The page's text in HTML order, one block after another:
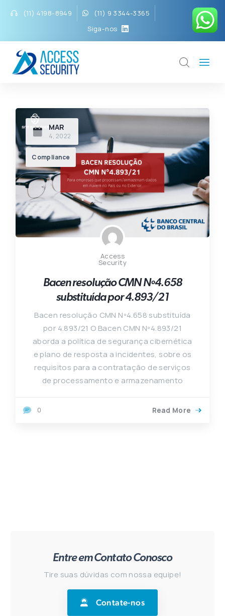
(11) 4198-8949
(11) 9 3344-3365
Siga-nos
MAR
4, 2022
Compliance
Access
Security
Bacen resolução CMN Nº4.658
substituída por 4.893/21
Bacen resolução CMN Nº4.658 substituída
por 4.893/21 O Bacen CMN Nº4.893/21
aborda a política de segurança cibernética
e plano de resposta a incidentes, sobre os
requisitos para a contratação de serviços
de processamento e armazenamento
0 Read More
Entre em Contato Conosco
Tire suas dúvidas com nossa equipe!
Contate-nos